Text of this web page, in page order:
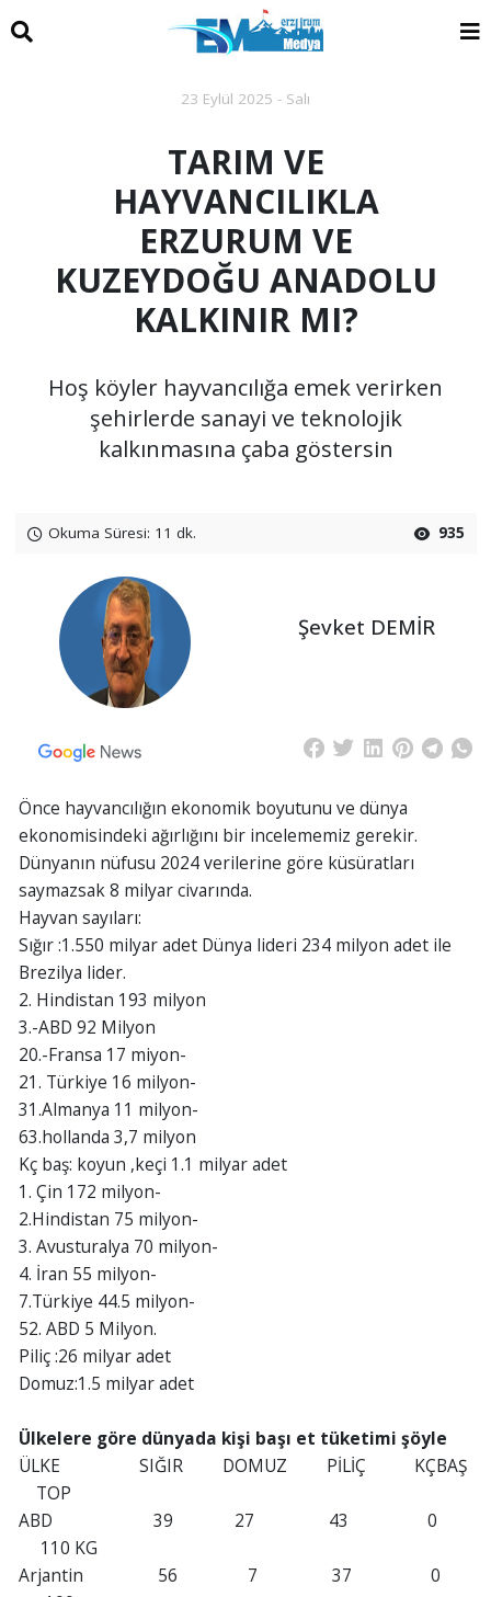
23 Eylül 2025 - Salı
TARIM VE
HAYVANCILIKLA
ERZURUM VE
KUZEYDOĞU ANADOLU
KALKINIR MI?
Hoş köyler hayvancılığa emek verirken
şehirlerde sanayi ve teknolojik
kalkınmasına çaba göstersin
Okuma Süresi: 11 dk. 935
Şevket DEMİR
Önce hayvancılığın ekonomik boyutunu ve dünya
ekonomisindeki ağırlığını bir incelememiz gerekir.
Dünyanın nüfusu 2024 verilerine göre küsüratları
saymazsak 8 milyar civarında.
Hayvan sayıları:
Sığır :1.550 milyar adet Dünya lideri 234 milyon adet ile
Brezilya lider.
2. Hindistan 193 milyon
3.-ABD 92 Milyon
20.-Fransa 17 miyon-
21. Türkiye 16 milyon-
31.Almanya 11 milyon-
63.hollanda 3,7 milyon
Kç baş: koyun ,keçi 1.1 milyar adet
1. Çin 172 milyon-
2.Hindistan 75 milyon-
3. Avusturalya 70 milyon-
4. İran 55 milyon-
7.Türkiye 44.5 milyon-
52. ABD 5 Milyon.
Piliç :26 milyar adet
Domuz:1.5 milyar adet
Ülkelere göre dünyada kişi başı et tüketimi şöyle
ÜLKE SIĞIR DOMUZ PİLİÇ KÇBAŞ
TOP
ABD 39 27 43 0
110 KG
Arjantin 56 7 37 0